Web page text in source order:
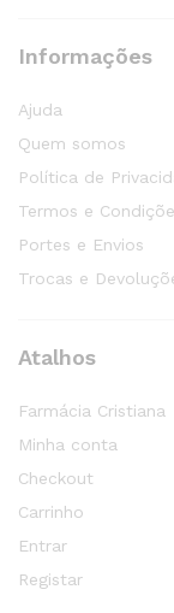
Informações
Ajuda
Quem somos
Política de
Termos e
Portes e Envios
Trocas e
Atalhos
Farmácia Cristiana
Minha conta
Checkout
Carrinho
Entrar
Registar